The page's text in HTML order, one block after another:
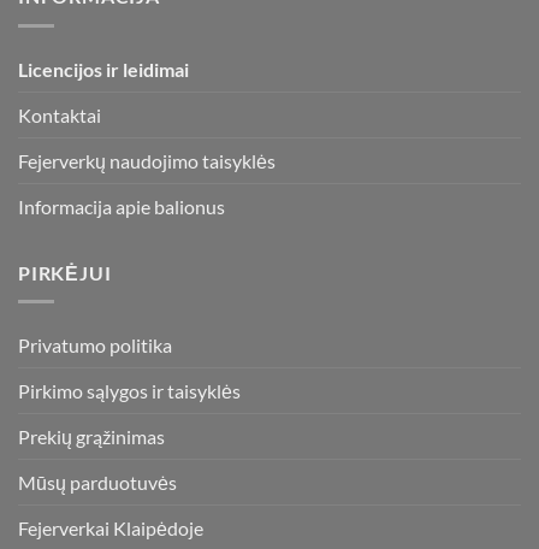
Licencijos ir leidimai
Kontaktai
Fejerverkų naudojimo taisyklės
Informacija apie balionus
PIRKĖJUI
Privatumo politika
Pirkimo sąlygos ir taisyklės
Prekių grąžinimas
Mūsų parduotuvės
Fejerverkai Klaipėdoje